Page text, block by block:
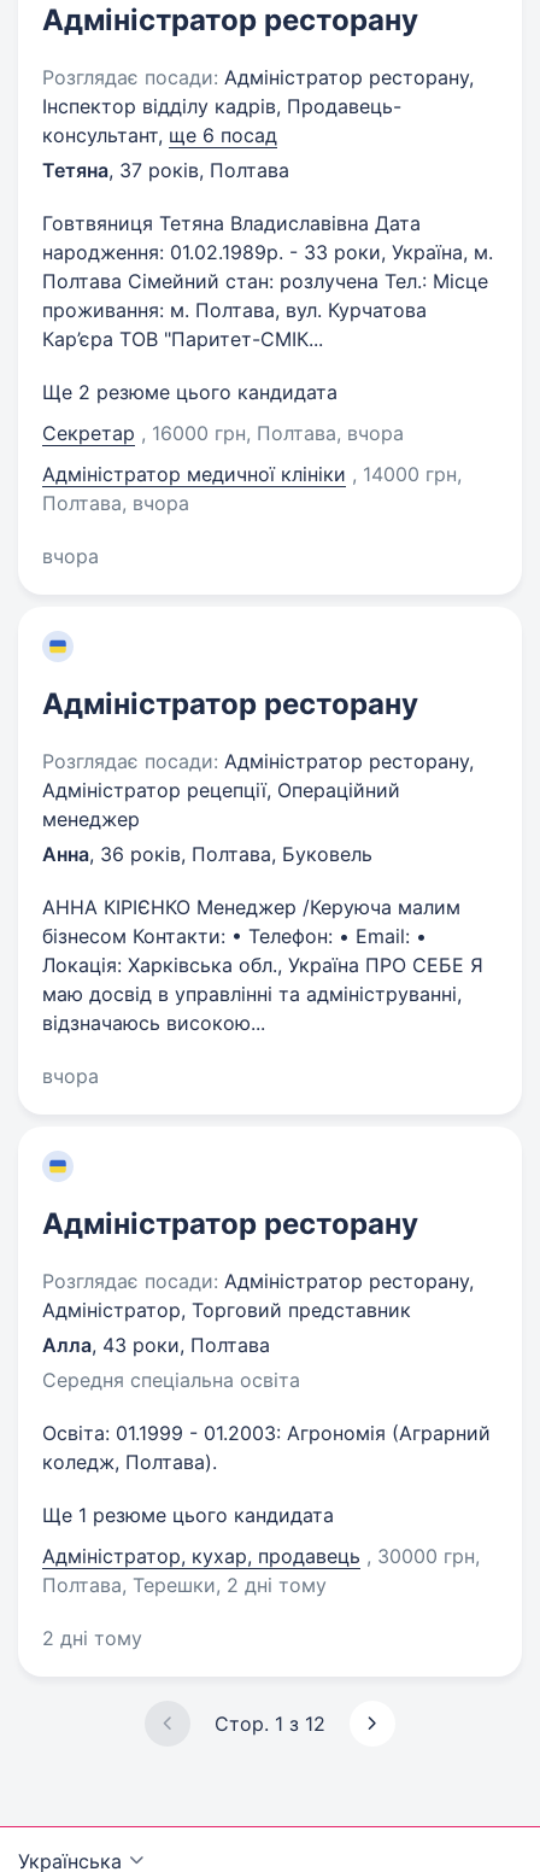
Адміністратор ресторану
Розглядає посади: Адміністратор ресторану,
Інспектор відділу кадрів, Продавець-
консультант, ще 6 посад
Тетяна, 37 років, Полтава
Говтвяниця Тетяна Владиславівна Дата
народження: 01.02.1989р. - 33 роки, Україна, м.
Полтава Сімейний стан: розлучена Тел.: Місце
проживання: м. Полтава, вул. Курчатова
Кар’єра ТОВ "Паритет-СМІК...
Ще 2 резюме цього кандидата
Секретар , 16000 грн, Полтава, вчора
Адміністратор медичної клініки , 14000 грн,
Полтава, вчора
вчора
Адміністратор ресторану
Розглядає посади: Адміністратор ресторану,
Адміністратор рецепції, Операційний
менеджер
Анна, 36 років, Полтава, Буковель
АННА КІРІЄНКО Менеджер /Керуюча малим
бізнесом Контакти: • Телефон: • Email: •
Локація: Харківська обл., Україна ПРО СЕБЕ Я
маю досвід в управлінні та адмініструванні,
відзначаюсь високою...
вчора
Адміністратор ресторану
Розглядає посади: Адміністратор ресторану,
Адміністратор, Торговий представник
Алла, 43 роки, Полтава
Середня спеціальна освіта
Освіта: 01.1999 - 01.2003: Агрономія (Аграрний
коледж, Полтава).
Ще 1 резюме цього кандидата
Адміністратор, кухар, продавець , 30000 грн,
Полтава, Терешки, 2 дні тому
2 дні тому
Стор. 1 з 12
Українська